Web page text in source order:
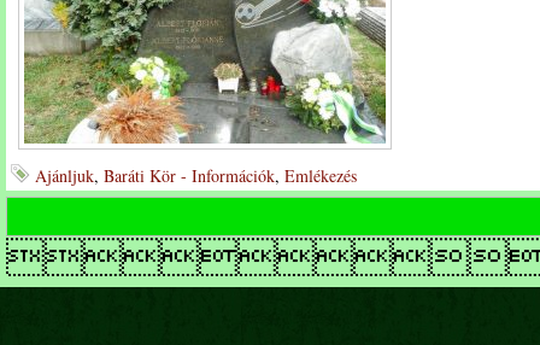
Ajánljuk, Baráti Kör - Információk, Emlékezés